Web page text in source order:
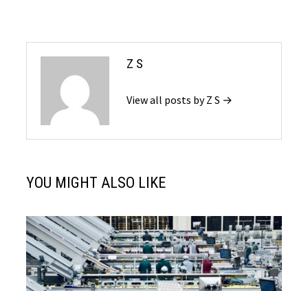
Z S
View all posts by Z S →
YOU MIGHT ALSO LIKE